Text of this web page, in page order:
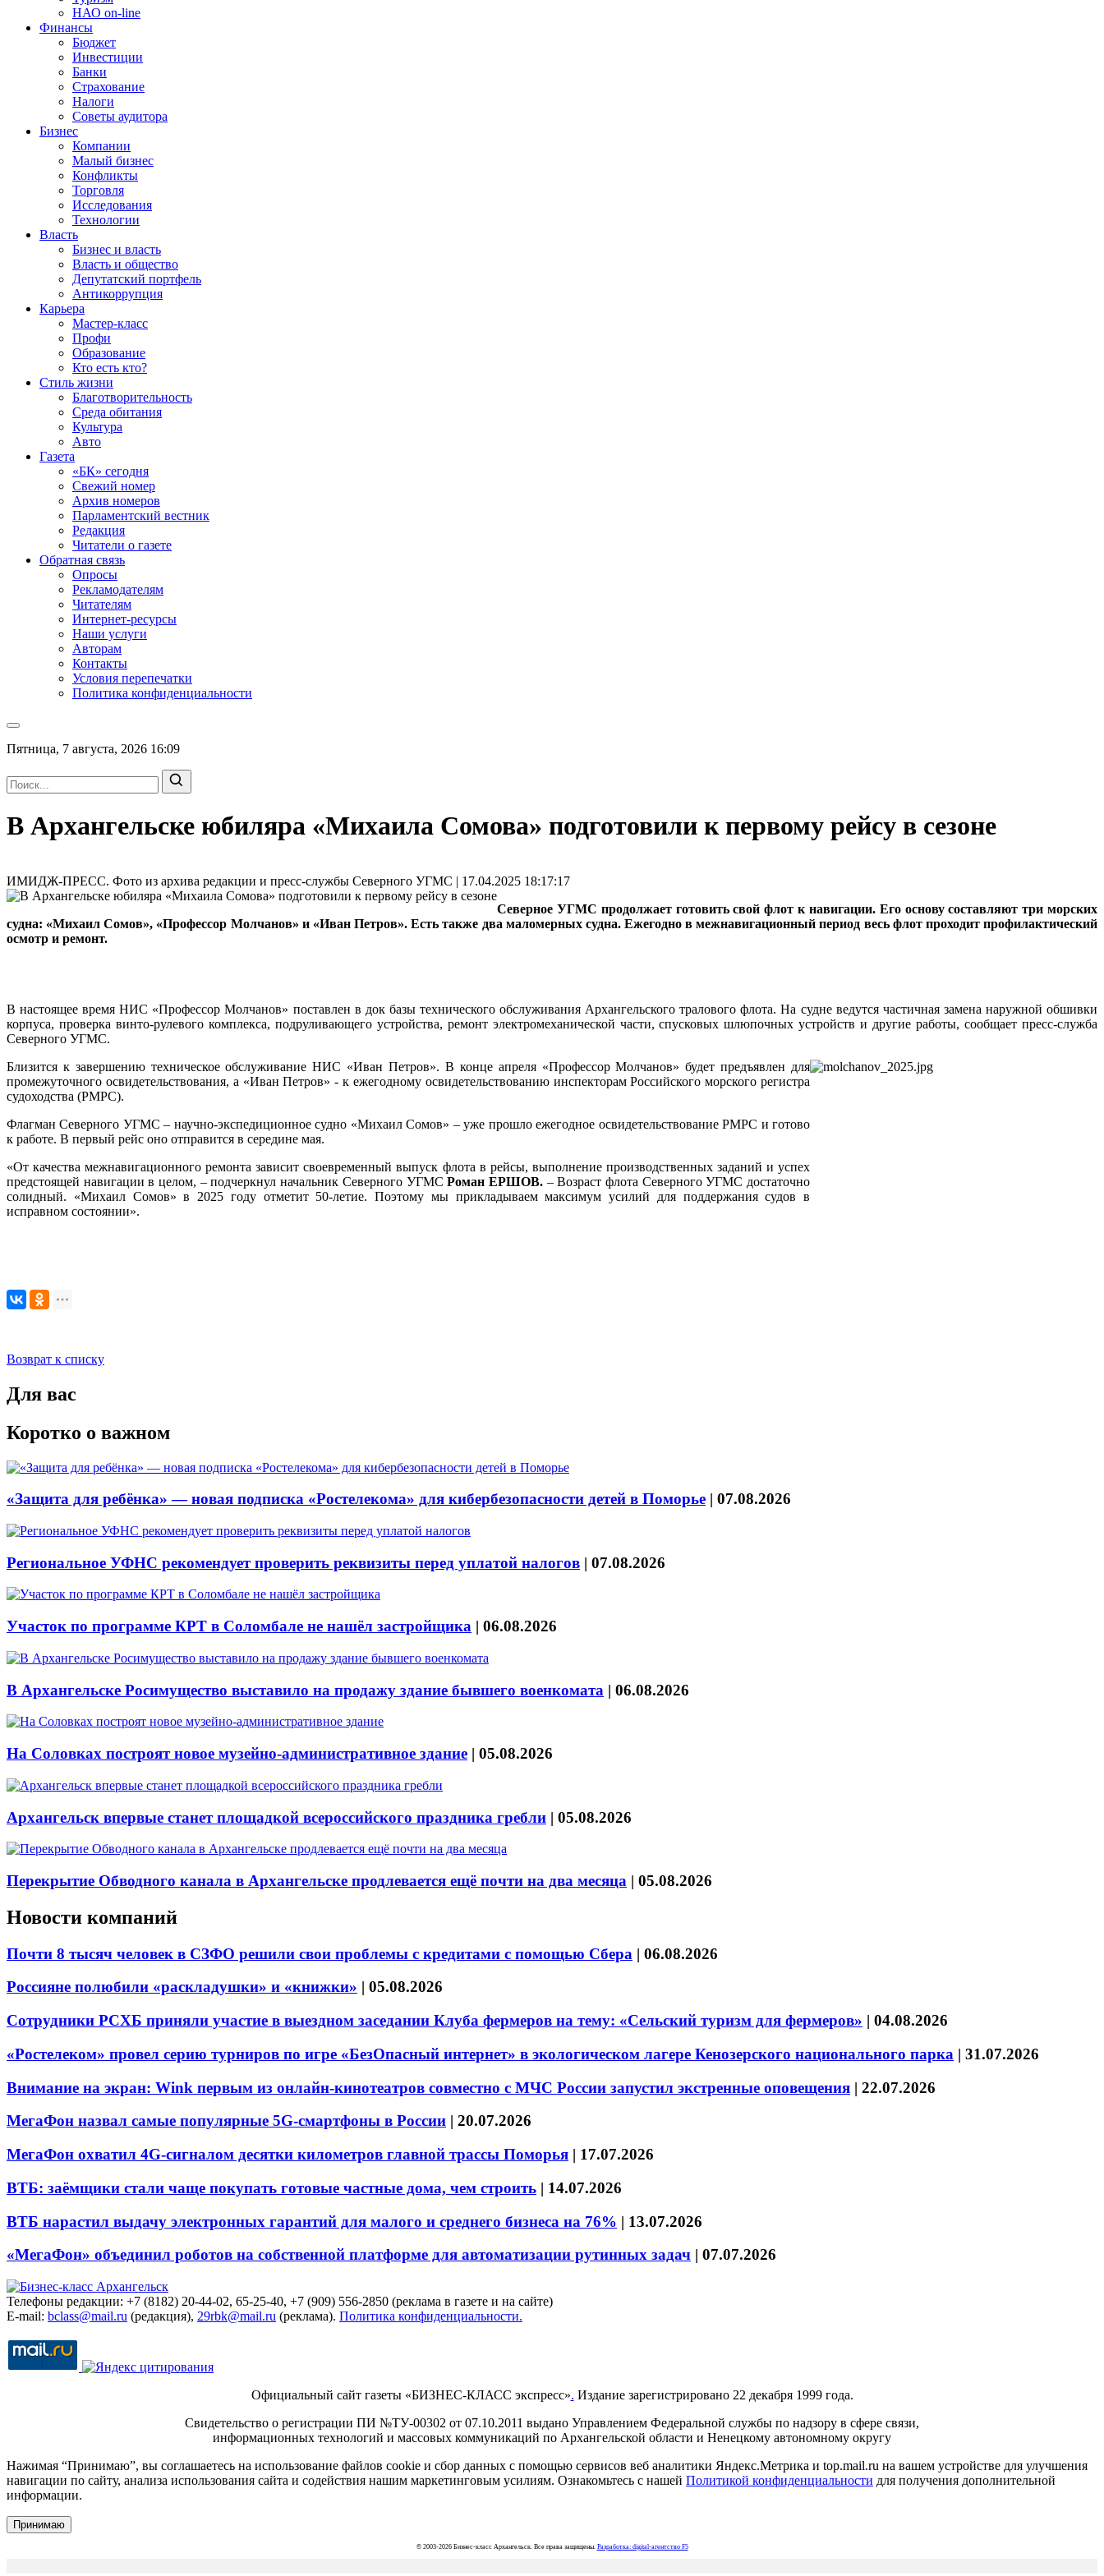
НАО on-line
Финансы
Бюджет
Инвестиции
Банки
Страхование
Налоги
Советы аудитора
Бизнес
Компании
Малый бизнес
Конфликты
Торговля
Исследования
Технологии
Власть
Бизнес и власть
Власть и общество
Депутатский портфель
Антикоррупция
Карьера
Мастер-класс
Профи
Образование
Кто есть кто?
Стиль жизни
Благотворительность
Среда обитания
Культура
Авто
Газета
«БК» сегодня
Свежий номер
Архив номеров
Парламентский вестник
Редакция
Читатели о газете
Обратная связь
Опросы
Рекламодателям
Читателям
Интернет-ресурсы
Наши услуги
Авторам
Контакты
Условия перепечатки
Политика конфиденциальности
Пятница, 7 августа, 2026 16:09
В Архангельске юбиляра «Михаила Сомова» подготовили к первому рейсу в сезоне
ИМИДЖ-ПРЕСС. Фото из архива редакции и пресс-службы Северного УГМС | 17.04.2025 18:17:17
Северное УГМС продолжает готовить свой флот к навигации. Его основу составляют три морских
судна: «Михаил Сомов», «Профессор Молчанов» и «Иван Петров». Есть также два маломерных судна. Ежегодно в межнавигационный период весь флот проходит профилактический
осмотр и ремонт.
В настоящее время НИС «Профессор Молчанов» поставлен в док базы технического обслуживания Архангельского тралового флота. На судне ведутся частичная замена наружной обшивки
корпуса, проверка винто-рулевого комплекса, подруливающего устройства, ремонт электромеханической части, спусковых шлюпочных устройств и другие работы, сообщает пресс-служба
Северного УГМС.
Близится к завершению техническое обслуживание НИС «Иван Петров». В конце апреля «Профессор Молчанов» будет предъявлен для
промежуточного освидетельствования, а «Иван Петров» - к ежегодному освидетельствованию инспекторам Российского морского регистра
судоходства (РМРС).
Флагман Северного УГМС – научно-экспедиционное судно «Михаил Сомов» – уже прошло ежегодное освидетельствование РМРС и готово
к работе. В первый рейс оно отправится в середине мая.
«От качества межнавигационного ремонта зависит своевременный выпуск флота в рейсы, выполнение производственных заданий и успех
предстоящей навигации в целом, – подчеркнул начальник Северного УГМСРоман ЕРШОВ.– Возраст флота Северного УГМС достаточно
солидный. «Михаил Сомов» в 2025 году отметит 50-летие. Поэтому мы прикладываем максимум усилий для поддержания судов в
исправном состоянии».
Возврат к списку
Для вас
Коротко о важном
«Защита для ребёнка» — новая подписка «Ростелекома» для кибербезопасности детей в Поморье | 07.08.2026
Региональное УФНС рекомендует проверить реквизиты перед уплатой налогов | 07.08.2026
Участок по программе КРТ в Соломбале не нашёл застройщика | 06.08.2026
В Архангельске Росимущество выставило на продажу здание бывшего военкомата | 06.08.2026
На Соловках построят новое музейно-административное здание | 05.08.2026
Архангельск впервые станет площадкой всероссийского праздника гребли | 05.08.2026
Перекрытие Обводного канала в Архангельске продлевается ещё почти на два месяца | 05.08.2026
Новости компаний
Почти 8 тысяч человек в СЗФО решили свои проблемы с кредитами с помощью Сбера | 06.08.2026
Россияне полюбили «раскладушки» и «книжки» | 05.08.2026
Сотрудники РСХБ приняли участие в выездном заседании Клуба фермеров на тему: «Сельский туризм для фермеров» | 04.08.2026
«Ростелеком» провел серию турниров по игре «БезОпасный интернет» в экологическом лагере Кенозерского национального парка | 31.07.2026
Внимание на экран: Wink первым из онлайн-кинотеатров совместно с МЧС России запустил экстренные оповещения | 22.07.2026
МегаФон назвал самые популярные 5G-смартфоны в России | 20.07.2026
МегаФон охватил 4G-сигналом десятки километров главной трассы Поморья | 17.07.2026
ВТБ: заёмщики стали чаще покупать готовые частные дома, чем строить | 14.07.2026
ВТБ нарастил выдачу электронных гарантий для малого и среднего бизнеса на 76% | 13.07.2026
«МегаФон» объединил роботов на собственной платформе для автоматизации рутинных задач | 07.07.2026
Телефоны редакции: +7 (8182) 20-44-02, 65-25-40, +7 (909) 556-2850 (реклама в газете и на сайте)
E-mail: bclass@mail.ru (редакция), 29rbk@mail.ru (реклама). Политика конфиденциальности.
Официальный сайт газеты «БИЗНЕС-КЛАСС экспресс». Издание зарегистрировано 22 декабря 1999 года.
Свидетельство о регистрации ПИ №ТУ-00302 от 07.10.2011 выдано Управлением Федеральной службы по надзору в сфере связи,
информационных технологий и массовых коммуникаций по Архангельской области и Ненецкому автономному округу
Нажимая “Принимаю”, вы соглашаетесь на использование файлов cookie и сбор данных с помощью сервисов веб аналитики Яндекс.Метрика и top.mail.ru на вашем устройстве для улучшения
навигации по сайту, анализа использования сайта и содействия нашим маркетинговым усилиям. Ознакомьтесь с нашей Политикой конфиденциальности для получения дополнительной
информации.
Принимаю
© 2003-2026 Бизнес-класс Архангельск. Все права защищены. Разработка: digital-агентство F5